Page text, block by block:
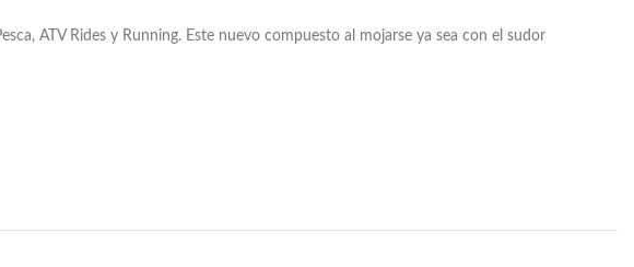
ATV Rides y Running. Este nuevo compuesto al mojarse ya sea con el sudor